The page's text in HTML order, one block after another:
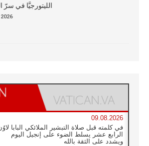
الليتورجيَّا في سرّ
09.08.2026
في كلمته قبل صلاة التبشير الملائكي البابا
الرابع عشر يسلط الضوء على إنجيل اليوم
ويشدد على الثقة بالله